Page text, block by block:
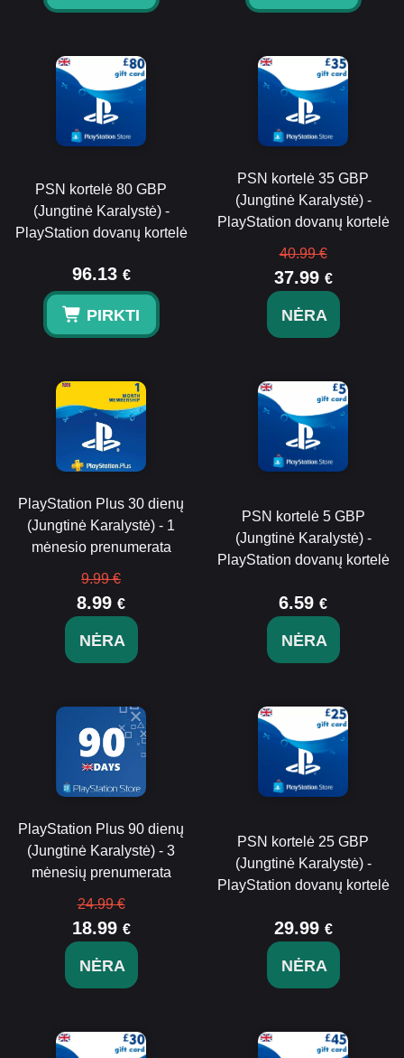
PSN kortelė 80 GBP
(Jungtinė Karalystė) -
PlayStation dovanų kortelė
96.13 €
PIRKTI
PSN kortelė 35 GBP
(Jungtinė Karalystė) -
PlayStation dovanų kortelė
40.99 €
37.99 €
NĖRA
PlayStation Plus 30 dienų
(Jungtinė Karalystė) - 1
mėnesio prenumerata
9.99 €
8.99 €
NĖRA
PSN kortelė 5 GBP
(Jungtinė Karalystė) -
PlayStation dovanų kortelė
6.59 €
NĖRA
PlayStation Plus 90 dienų
(Jungtinė Karalystė) - 3
mėnesių prenumerata
24.99 €
18.99 €
NĖRA
PSN kortelė 25 GBP
(Jungtinė Karalystė) -
PlayStation dovanų kortelė
29.99 €
NĖRA